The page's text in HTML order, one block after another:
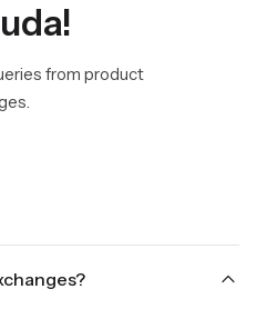
from product